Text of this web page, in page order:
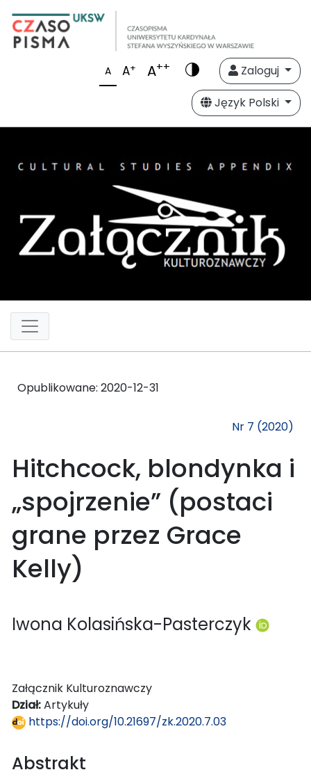
A A+ A++
Zaloguj
Język Polski
Opublikowane: 2020-12-31
Nr 7 (2020)
Hitchcock, blondynka i
„spojrzenie” (postaci
grane przez Grace
Kelly)
Iwona Kolasińska-Pasterczyk
Załącznik Kulturoznawczy
Dział:Artykuły
https://doi.org/10.21697/zk.2020.7.03
Abstrakt